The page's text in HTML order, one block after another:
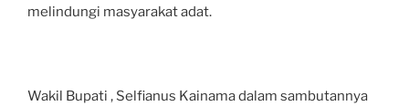
melindungi masyarakat adat.
Wakil Bupati , Selfianus Kainama dalam sambutannya